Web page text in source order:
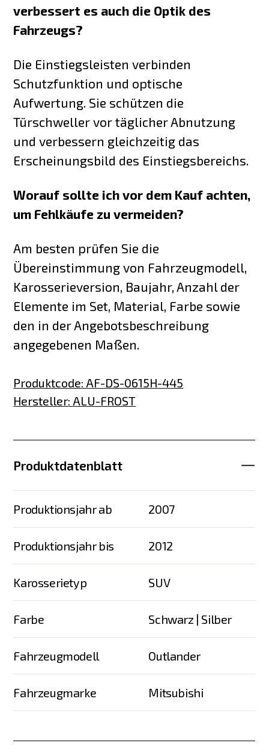
verbessert es auch die Optik des
Fahrzeugs?
Die Einstiegsleisten verbinden
Schutzfunktion und optische
Aufwertung. Sie schützen die
Türschweller vor täglicher Abnutzung
und verbessern gleichzeitig das
Erscheinungsbild des Einstiegsbereichs.
Worauf sollte ich vor dem Kauf achten,
um Fehlkäufe zu vermeiden?
Am besten prüfen Sie die
Übereinstimmung von Fahrzeugmodell,
Karosserieversion, Baujahr, Anzahl der
Elemente im Set, Material, Farbe sowie
den in der Angebotsbeschreibung
angegebenen Maßen.
Produktcode: AF-DS-0615H-445
Hersteller: ALU-FROST
Produktdatenblatt
Produktionsjahr ab 2007
Produktionsjahr bis 2012
Karosserietyp SUV
Farbe Schwarz | Silber
Fahrzeugmodell Outlander
Fahrzeugmarke Mitsubishi